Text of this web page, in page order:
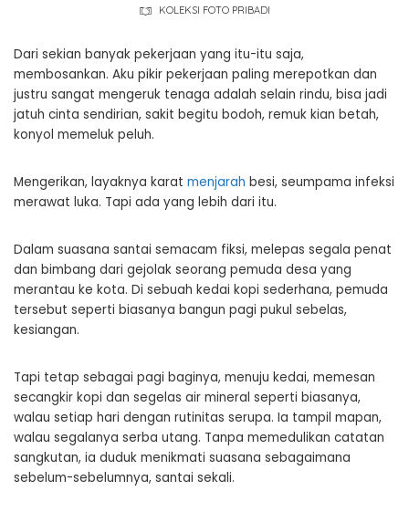
KOLEKSI FOTO PRIBADI
Dari sekian banyak pekerjaan yang itu-itu saja,
membosankan. Aku pikir pekerjaan paling merepotkan dan
justru sangat mengeruk tenaga adalah selain rindu, bisa jadi
jatuh cinta sendirian, sakit begitu bodoh, remuk kian betah,
konyol memeluk peluh.
Mengerikan, layaknya karat menjarah besi, seumpama infeksi
merawat luka. Tapi ada yang lebih dari itu.
Dalam suasana santai semacam fiksi, melepas segala penat
dan bimbang dari gejolak seorang pemuda desa yang
merantau ke kota. Di sebuah kedai kopi sederhana, pemuda
tersebut seperti biasanya bangun pagi pukul sebelas,
kesiangan.
Tapi tetap sebagai pagi baginya, menuju kedai, memesan
secangkir kopi dan segelas air mineral seperti biasanya,
walau setiap hari dengan rutinitas serupa. Ia tampil mapan,
walau segalanya serba utang. Tanpa memedulikan catatan
sangkutan, ia duduk menikmati suasana sebagaimana
sebelum-sebelumnya, santai sekali.